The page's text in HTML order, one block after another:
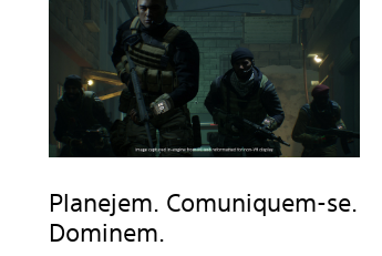
Planejem. Comuniquem-se.
Dominem.